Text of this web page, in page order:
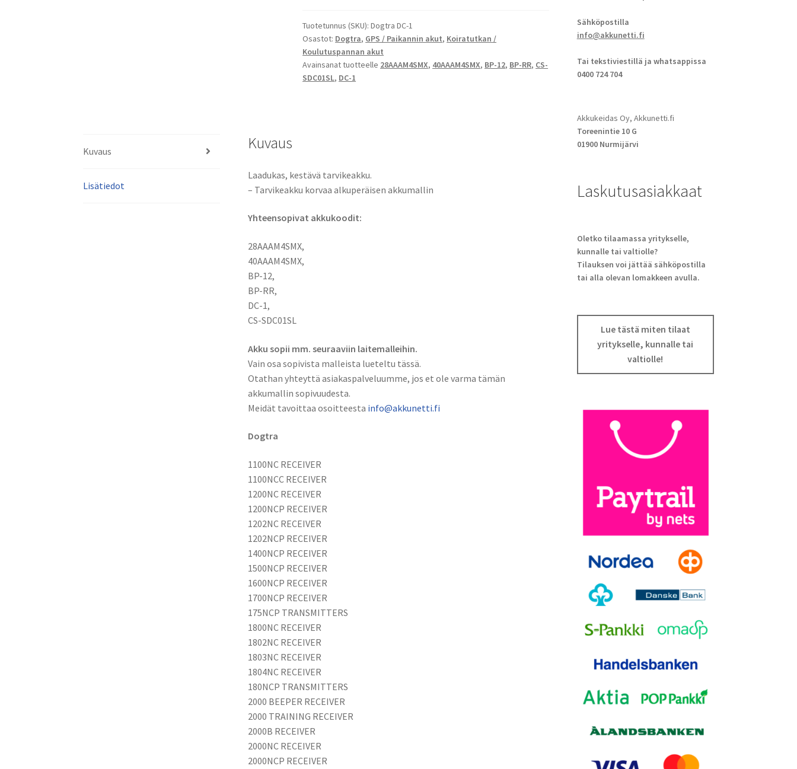
CS-
SDC01SL
Koulutuspannan
Tuotetunnus (SKU):Dogtra DC-1
Osastot: Dogtra, GPS / Paikannin akut, Koiratutkan /
Koulutuspannan akut
Avainsanat tuotteelle 28AAAM4SMX, 40AAAM4SMX, BP-12, BP-RR, CS-
SDC01SL, DC-1
Kuvaus
Lisätiedot
Kuvaus
Laadukas, kestävä tarvikeakku.
– Tarvikeakku korvaa alkuperäisen akkumallin
Yhteensopivat akkukoodit:
28AAAM4SMX,
40AAAM4SMX,
BP-12,
BP-RR,
DC-1,
CS-SDC01SL
Akku sopii mm. seuraaviin laitemalleihin.
Vain osa sopivista malleista lueteltu tässä.
Otathan yhteyttä asiakaspalveluumme, jos et ole varma tämän
akkumallin sopivuudesta.
Meidät tavoittaa osoitteesta info@akkunetti.fi
Dogtra
1100NC RECEIVER
1100NCC RECEIVER
1200NC RECEIVER
1200NCP RECEIVER
1202NC RECEIVER
1202NCP RECEIVER
1400NCP RECEIVER
1500NCP RECEIVER
1600NCP RECEIVER
1700NCP RECEIVER
175NCP TRANSMITTERS
1800NC RECEIVER
1802NC RECEIVER
1803NC RECEIVER
1804NC RECEIVER
180NCP TRANSMITTERS
2000 BEEPER RECEIVER
2000 TRAINING RECEIVER
2000B RECEIVER
2000NC RECEIVER
2000NCP RECEIVER
Sähköpostilla
info@akkunetti.fi
Tai tekstiviestillä ja whatsappissa
0400 724 704
Akkukeidas Oy, Akkunetti.fi
Toreenintie 10 G
01900 Nurmijärvi
Laskutusasiakkaat
Oletko tilaamassa yritykselle,
kunnalle tai valtiolle?
Tilauksen voi jättää sähköpostilla
tai alla olevan lomakkeen avulla.
Lue tästä miten tilaat
yritykselle, kunnalle tai
valtiolle!